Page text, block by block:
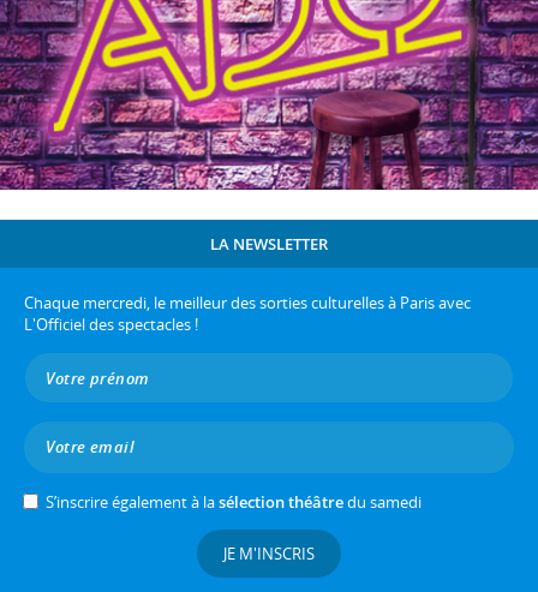
LA NEWSLETTER
Chaque mercredi, le meilleur des sorties culturelles à Paris avec
L'Officiel des spectacles !
S’inscrire également à lasélection théâtredu samedi
JE M'INSCRIS